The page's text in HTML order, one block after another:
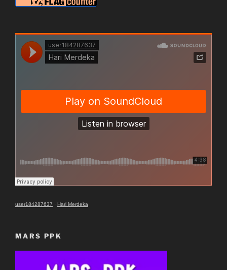
user184287637 · Hari Merdeka
MARS PPK